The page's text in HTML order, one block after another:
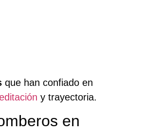
que han confiado en
y trayectoria.
en